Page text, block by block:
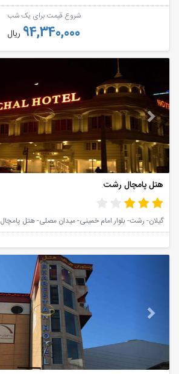
شروع قیمت برای یک شب
94,340,000 ریال
هتل پامچال رشت
گیلان- رشت- بلوار امام خمینی- میدان مصلی- هتل پامچال